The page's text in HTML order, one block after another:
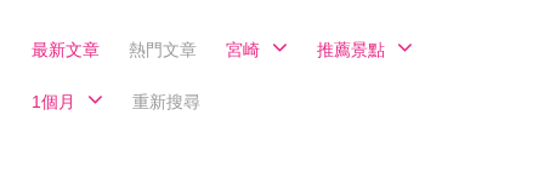
最新文章 熱門文章 宮崎 推薦景點
1個月 重新搜尋